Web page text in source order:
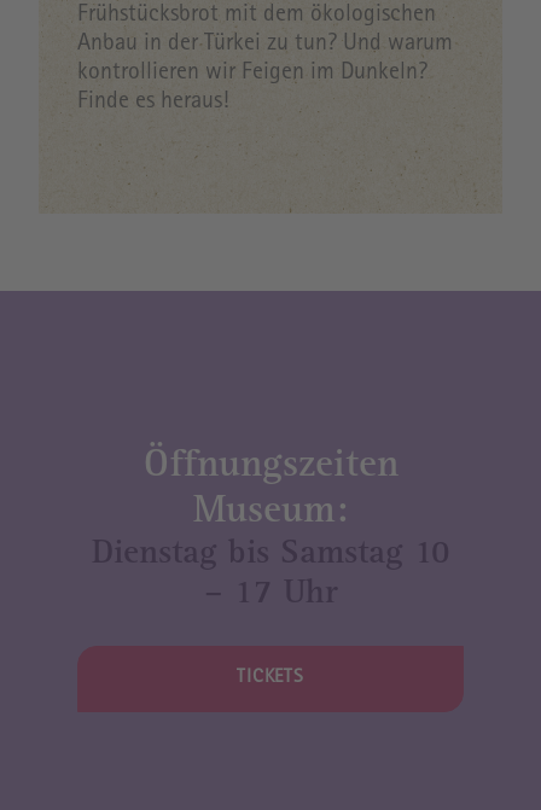
Frühstücksbrot mit dem ökologischen
Anbau in der Türkei zu tun? Und warum
kontrollieren wir Feigen im Dunkeln?
Finde es heraus!
Öffnungszeiten
Museum:
TICKETS